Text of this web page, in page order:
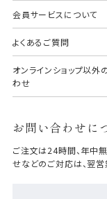
会員サービスについて
よくあるご質問
オンラインショップ以外
わせ
お問い合わせに
ご注文は24時間、年中
せなどのご対応は、翌営